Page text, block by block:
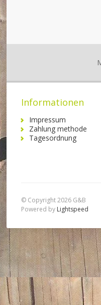
Informationen
Impressum
Zahlung methode
Tagesordnung
© Copyright 2026 G&B
Powered by Lightspeed